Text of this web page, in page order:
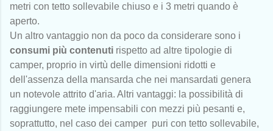
metri con tetto sollevabile chiuso e i 3 metri quando è
aperto.
Un altro vantaggio non da poco da considerare sono i
consumi più contenuti rispetto ad altre tipologie di
camper, proprio in virtù delle dimensioni ridotti e
dell'assenza della mansarda che nei mansardati genera
un notevole attrito d'aria. Altri vantaggi: la possibilità di
raggiungere mete impensabili con mezzi più pesanti e,
soprattutto, nel caso dei camper puri con tetto sollevabile,